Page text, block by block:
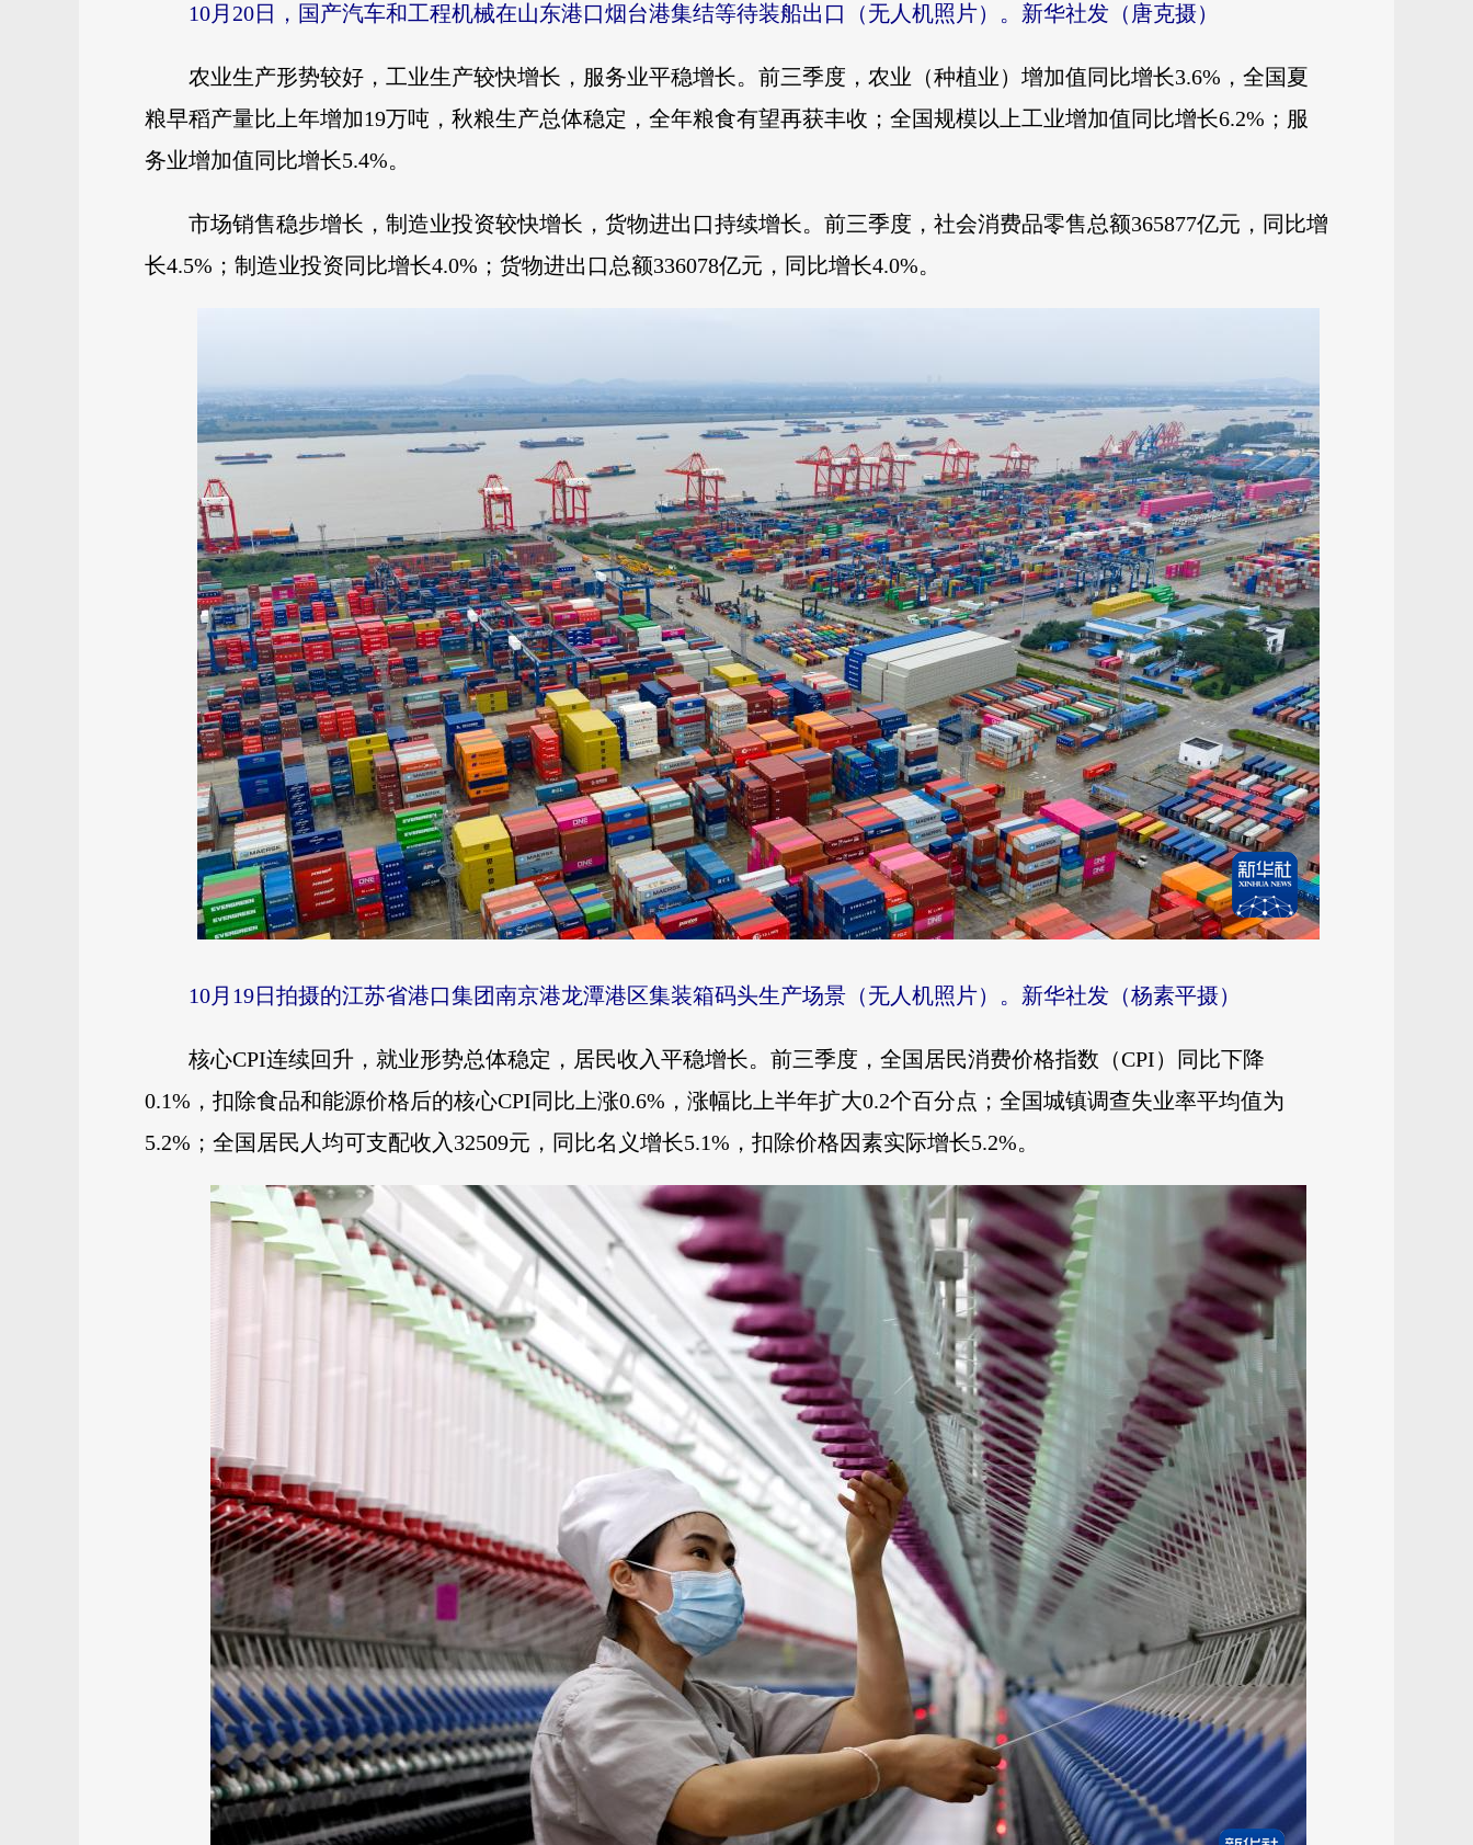
10月20日，国产汽车和工程机械在山东港口烟台港集结等待装船出口（无人机照片）。新华社发（唐克摄）
农业生产形势较好，工业生产较快增长，服务业平稳增长。前三季度，农业（种植业）增加值同比增长3.6%，全国夏
粮早稻产量比上年增加19万吨，秋粮生产总体稳定，全年粮食有望再获丰收；全国规模以上工业增加值同比增长6.2%；服
务业增加值同比增长5.4%。
市场销售稳步增长，制造业投资较快增长，货物进出口持续增长。前三季度，社会消费品零售总额365877亿元，同比增
长4.5%；制造业投资同比增长4.0%；货物进出口总额336078亿元，同比增长4.0%。
10月19日拍摄的江苏省港口集团南京港龙潭港区集装箱码头生产场景（无人机照片）。新华社发（杨素平摄）
核心CPI连续回升，就业形势总体稳定，居民收入平稳增长。前三季度，全国居民消费价格指数（CPI）同比下降
0.1%，扣除食品和能源价格后的核心CPI同比上涨0.6%，涨幅比上半年扩大0.2个百分点；全国城镇调查失业率平均值为
5.2%；全国居民人均可支配收入32509元，同比名义增长5.1%，扣除价格因素实际增长5.2%。